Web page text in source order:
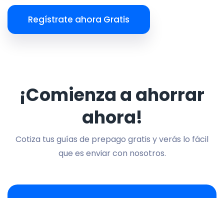
Regístrate ahora Gratis
¡Comienza a ahorrar
ahora!
Cotiza tus guías de prepago gratis y verás lo fácil
que es enviar con nosotros.